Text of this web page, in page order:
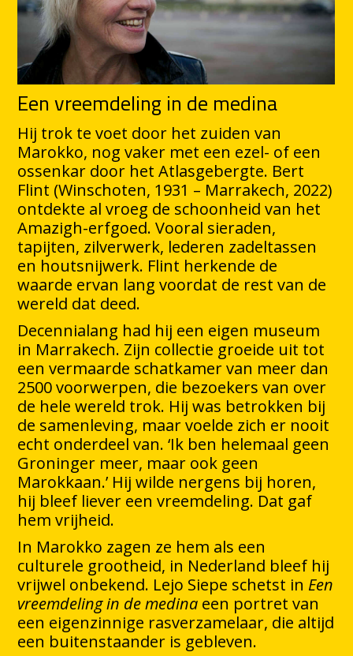
Een vreemdeling in de medina
Hij trok te voet door het zuiden van
Marokko, nog vaker met een ezel- of een
ossenkar door het Atlasgebergte. Bert
Flint (Winschoten, 1931 – Marrakech, 2022)
ontdekte al vroeg de schoonheid van het
Amazigh-erfgoed. Vooral sieraden,
tapijten, zilverwerk, lederen zadeltassen
en houtsnijwerk. Flint herkende de
waarde ervan lang voordat de rest van de
wereld dat deed.
Decennialang had hij een eigen museum
in Marrakech. Zijn collectie groeide uit tot
een vermaarde schatkamer van meer dan
2500 voorwerpen, die bezoekers van over
de hele wereld trok. Hij was betrokken bij
de samenleving, maar voelde zich er nooit
echt onderdeel van. ‘Ik ben helemaal geen
Groninger meer, maar ook geen
Marokkaan.’ Hij wilde nergens bij horen,
hij bleef liever een vreemdeling. Dat gaf
hem vrijheid.
In Marokko zagen ze hem als een
culturele grootheid, in Nederland bleef hij
vrijwel onbekend. Lejo Siepe schetst in Een
vreemdeling in de medina een portret van
een eigenzinnige rasverzamelaar, die altijd
een buitenstaander is gebleven.